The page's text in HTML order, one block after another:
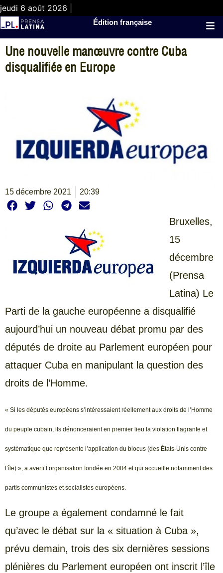
jeudi 6 août 2026 |
Édition française
Une nouvelle manœuvre contre Cuba
disqualifiée en Europe
15 décembre 2021 20:39
Bruxelles,
15
décembre
(Prensa
Latina) Le
Parti de la gauche européenne a disqualifié
aujourd’hui un nouveau débat promu par des
députés de droite au Parlement européen pour
attaquer Cuba en manipulant la question des
droits de l’Homme.
« Si les députés européens s’intéressaient réellement aux droits de l’Homme
du peuple cubain, ils dénonceraient en premier lieu la violation flagrante et
systématique que représente l’application du blocus (des États-Unis contre
l’île) », a averti l’organisation fondée en 2004 et qui accueille notamment des
partis communistes et socialistes européens.
Le groupe a également condamné le fait
qu’avec le débat sur la « situation à Cuba »,
prévu demain, trois des six dernières sessions
plénières du Parlement européen ont inscrit l’île